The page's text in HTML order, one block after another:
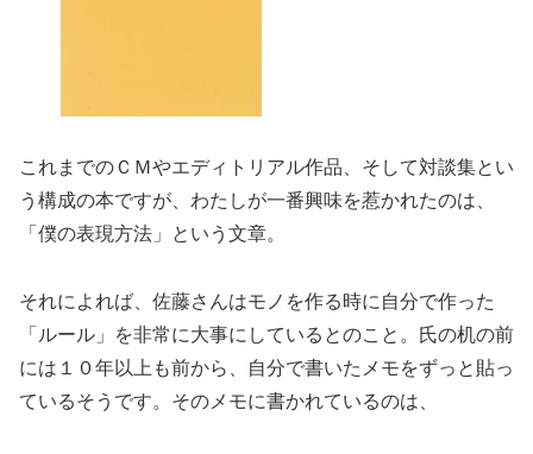
これまでのＣＭやエディトリアル作品、そして対談集とい
う構成の本ですが、わたしが一番興味を惹かれたのは、
「僕の表現方法」という文章。
それによれば、佐藤さんはモノを作る時に自分で作った
「ルール」を非常に大事にしているとのこと。氏の机の前
には１０年以上も前から、自分で書いたメモをずっと貼っ
ているそうです。そのメモに書かれているのは、